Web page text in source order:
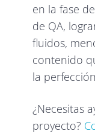
en la fase
de QA,
fluidos,
contenido
la
¿Necesitas
proyecto?